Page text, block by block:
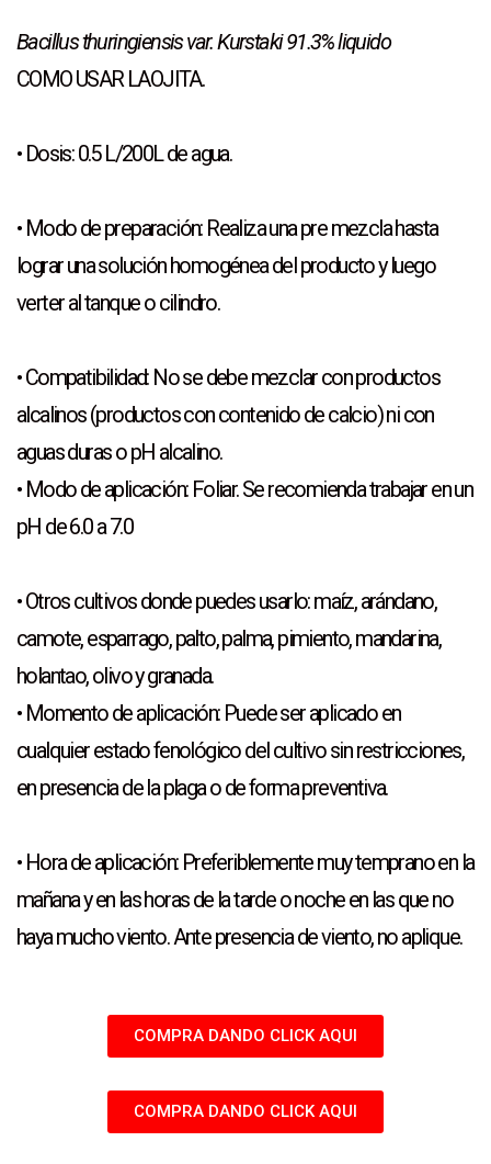
Bacillus thuringiensis var. Kurstaki 91.3% liquido
COMO USAR LAOJITA.
• Dosis: 0.5 L/200L de agua.
• Modo de preparación: Realiza una pre mezcla hasta
lograr una solución homogénea del producto y luego
verter al tanque o cilindro.
• Compatibilidad: No se debe mezclar con productos
alcalinos (productos con contenido de calcio) ni con
aguas duras o pH alcalino.
• Modo de aplicación: Foliar. Se recomienda trabajar en un
pH de 6.0 a 7.0
• Otros cultivos donde puedes usarlo: maíz, arándano,
camote, esparrago, palto, palma, pimiento, mandarina,
holantao, olivo y granada.
• Momento de aplicación: Puede ser aplicado en
cualquier estado fenológico del cultivo sin restricciones,
en presencia de la plaga o de forma preventiva.
• Hora de aplicación: Preferiblemente muy temprano en la
mañana y en las horas de la tarde o noche en las que no
haya mucho viento. Ante presencia de viento, no aplique.
COMPRA DANDO CLICK AQUI
COMPRA DANDO CLICK AQUI